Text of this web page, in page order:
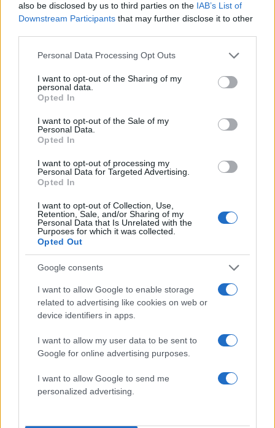
also be disclosed by us to third parties on the IAB’s List of
Downstream Participants that may further disclose it to other
Please note that this website/app uses one or more Google
not limited to your visit or usage behaviour. You may click to
grant or deny consent to Google and its third-party tags to
use your data for below specified purposes in below Google
consent section.
Personal Data Processing Opt Outs
I want to opt-out of the Sharing of my
personal data.
Opted In
I want to opt-out of the Sale of my
Personal Data.
Opted In
I want to opt-out of processing my
Personal Data for Targeted Advertising.
Opted In
I want to opt-out of Collection, Use,
Retention, Sale, and/or Sharing of my
Personal Data that Is Unrelated with the
Purposes for which it was collected.
Opted Out
Google consents
I want to allow Google to enable storage
related to advertising like cookies on web or
device identifiers in apps.
I want to allow my user data to be sent to
Google for online advertising purposes.
I want to allow Google to send me
personalized advertising.
Τα δύο πρόσωπα του καιρού: Συννεφιά στη
Βόρεια Ελλάδα, 32άρια στην Κρήτη -
«Κύματα» θερμικών εξάρσεων έως την
Τετάρτη
11:0617.04.24
Από καλοκαίρι... φθινόπωρο! Ραγδαία αλλαγή
του καιρού με βροχές, καταιγίδες και
κατακόρυφη πτώση της θερμοκρασίας -
Επιστρέφει η σκόνη